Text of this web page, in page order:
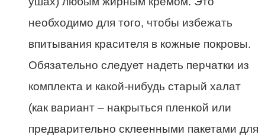
необходимо для того, чтобы избежать
впитывания красителя в кожные покровы.
Обязательно следует надеть перчатки из
комплекта и какой-нибудь старый халат
(как вариант – накрыться пленкой или
предварительно склеенными пакетами для